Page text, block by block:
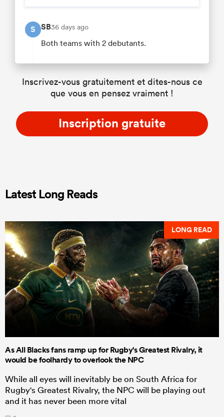
S SB36 days ago
Both teams with 2 debutants.
Inscrivez-vous gratuitement et dites-nous ce
que vous en pensez vraiment !
Inscription gratuite
Latest Long Reads
LONG READ
As All Blacks fans ramp up for Rugby's Greatest Rivalry, it
would be foolhardy to overlook the NPC
While all eyes will inevitably be on South Africa for
Rugby's Greatest Rivalry, the NPC will be playing out
and it has never been more vital